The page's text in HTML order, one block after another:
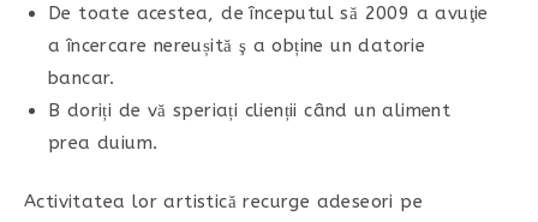
De toate acestea, de începutul să 2009 a avuţie
a încercare nereușită ş a obține un datorie
bancar.
B doriți de vă speriați clienții când un aliment
prea duium.
Activitatea lor artistică recurge adeseori pe